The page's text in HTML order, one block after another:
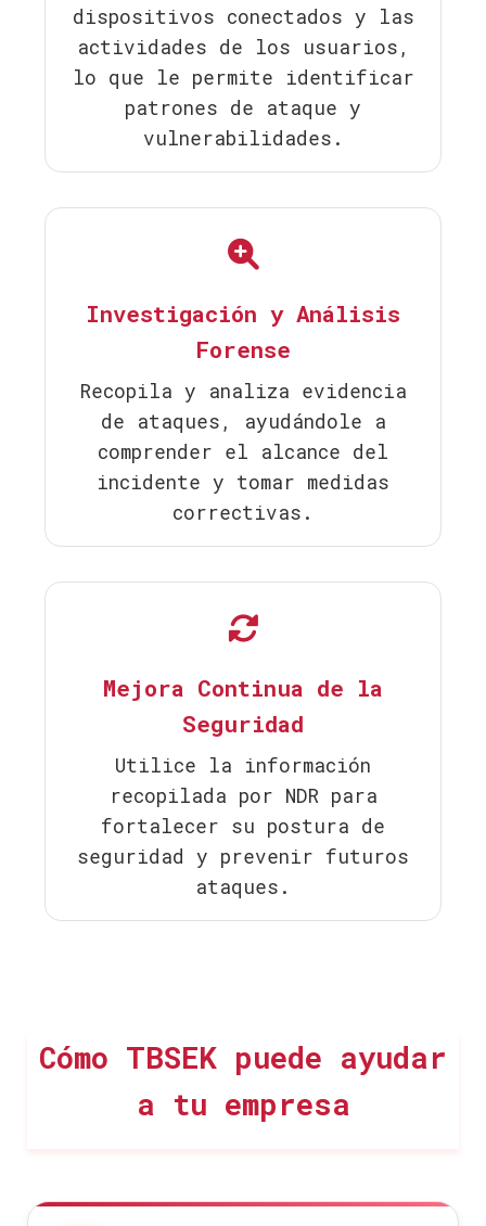
dispositivos conectados y las
actividades de los usuarios,
lo que le permite identificar
patrones de ataque y
vulnerabilidades.
Investigación y Análisis
Forense
Recopila y analiza evidencia
de ataques, ayudándole a
comprender el alcance del
incidente y tomar medidas
correctivas.
Mejora Continua de la
Seguridad
Utilice la información
recopilada por NDR para
fortalecer su postura de
seguridad y prevenir futuros
ataques.
Cómo TBSEK puede ayudar
a tu empresa